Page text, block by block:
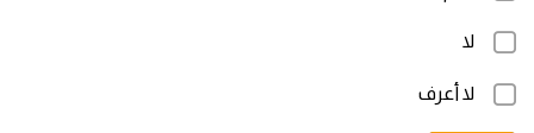
لا
لا أعرف